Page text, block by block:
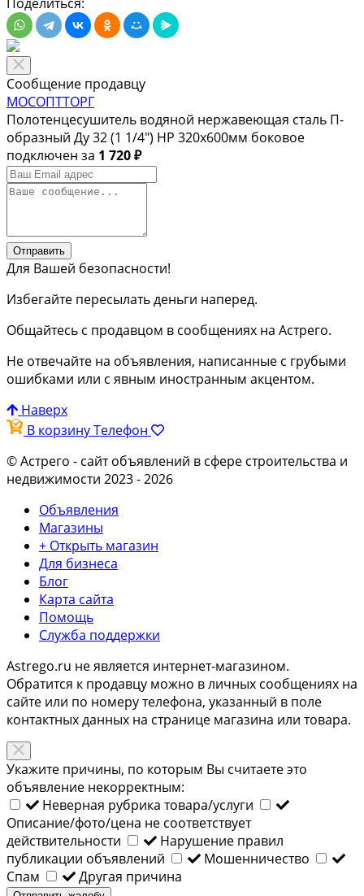
Сообщение продавцу
МОСОПТТОРГ
Полотенцесушитель водяной нержавеющая сталь П-
образный Ду 32 (1 1/4") НР 320х600мм боковое
подключен за 1 720 ₽
Отправить
Для Вашей безопасности!
Избегайте пересылать деньги наперед.
Общайтесь с продавцом в сообщениях на Астрего.
Не отвечайте на объявления, написанные с грубыми
ошибками или с явным иностранным акцентом.
Наверх
В корзинуТелефон
© Астрего - сайт объявлений в сфере строительства и
недвижимости 2023 - 2026
Объявления
Магазины
+ Открыть магазин
Для бизнеса
Блог
Карта сайта
Помощь
Служба поддержки
Astrego.ru не является интернет-магазином.
Обратится к продавцу можно в личных сообщениях на
сайте или по номеру телефона, указанный в поле
контактных данных на странице магазина или товара.
Укажите причины, по которым Вы считаете это
объявление некорректным:
Неверная рубрика товара/услуги
Описание/фото/цена не соответствует
действительности
Нарушение правил
публикации объявлений
Мошенничество
Спам
Другая причина